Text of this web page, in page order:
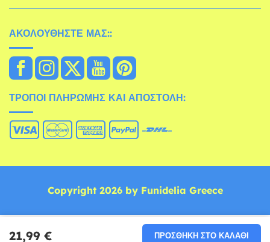
21,99 € ΠΡΟΣΘΉΚΗ ΣΤΟ ΚΑΛΆΘΙ
ΑΚΟΛΟΥΘΉΣΤΕ ΜΑΣ::
ΤΡΌΠΟΙ ΠΛΗΡΩΜΉΣ ΚΑΙ ΑΠΟΣΤΟΛΉ:
Copyright 2026 by Funidelia Greece